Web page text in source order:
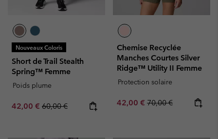
Nouveaux Coloris
Short de Trail Stealth
Spring™ Femme
Poids plume
Sale price:
42,00 € Regular price:
60,00 €
Chemise Recyclée
Manches Courtes Silver
Ridge™ Utility II Femme
Protection solaire
Sale price:
42,00 € Regular price:
70,00 €